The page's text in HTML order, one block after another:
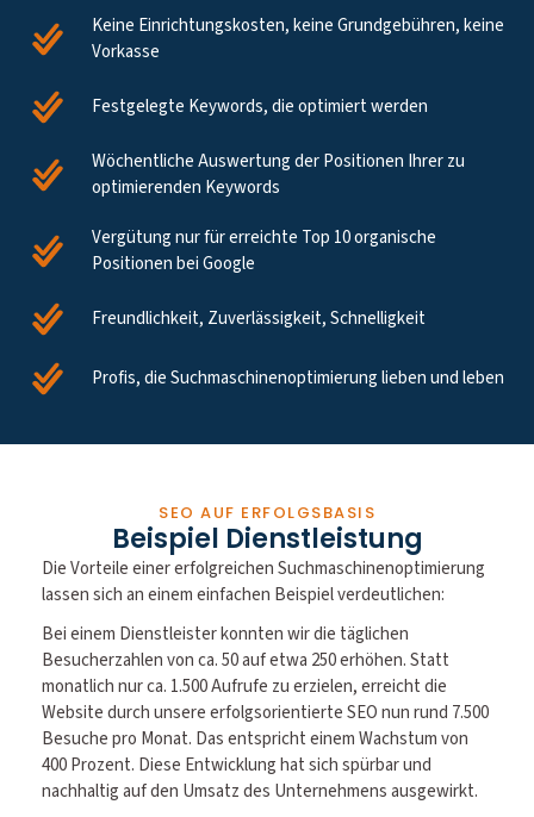
Keine Einrichtungskosten, keine Grundgebühren, keine
Vorkasse
Festgelegte Keywords, die optimiert werden
Wöchentliche Auswertung der Positionen Ihrer zu
optimierenden Keywords
Vergütung nur für erreichte Top 10 organische
Positionen bei Google
Freundlichkeit, Zuverlässigkeit, Schnelligkeit
Profis, die Suchmaschinenoptimierung lieben und leben
SEO AUF ERFOLGSBASIS
Beispiel Dienstleistung
Die Vorteile einer erfolgreichen Suchmaschinenoptimierung
lassen sich an einem einfachen Beispiel verdeutlichen:
Bei einem Dienstleister konnten wir die täglichen
Besucherzahlen von ca. 50 auf etwa 250 erhöhen. Statt
monatlich nur ca. 1.500 Aufrufe zu erzielen, erreicht die
Website durch unsere erfolgsorientierte SEO nun rund 7.500
Besuche pro Monat. Das entspricht einem Wachstum von
400 Prozent. Diese Entwicklung hat sich spürbar und
nachhaltig auf den Umsatz des Unternehmens ausgewirkt.